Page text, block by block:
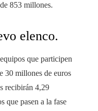
853 millones.
elenco.
que participen
30 millones de euros
recibirán 4,29
que pasen a la fase